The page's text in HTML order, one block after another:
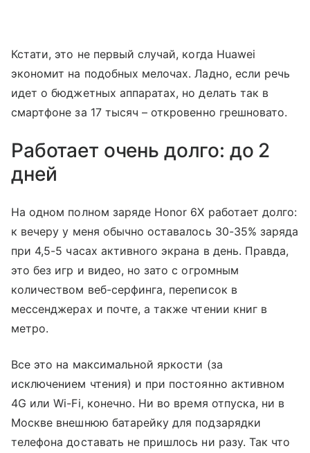
Кстати, это не первый случай, когда Huawei
экономит на подобных мелочах. Ладно, если речь
идет о бюджетных аппаратах, но делать так в
смартфоне за 17 тысяч – откровенно грешновато.
Работает очень долго: до 2
дней
На одном полном заряде Honor 6X работает долго:
к вечеру у меня обычно оставалось 30-35% заряда
при 4,5-5 часах активного экрана в день. Правда,
это без игр и видео, но зато с огромным
количеством веб-серфинга, переписок в
мессенджерах и почте, а также чтении книг в
метро.
Все это на максимальной яркости (за
исключением чтения) и при постоянно активном
4G или Wi-Fi, конечно. Ни во время отпуска, ни в
Москве внешнюю батарейку для подзарядки
телефона доставать не пришлось ни разу. Так что